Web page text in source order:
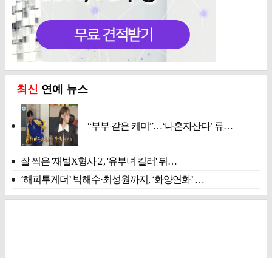
최신 연예 뉴스
“부부 같은 케미”…‘나혼자산다’ 류…
잘 찍은 '재벌X형사 2', '유부녀 킬러' 뒤…
‘해피투게더’ 박해수·최성원까지, ‘화양연화’ …